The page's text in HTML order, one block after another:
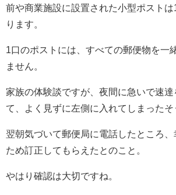
前や商業施設に設置された小型ポスト
ります。
1口のポストには、すべての郵便物を一
ません。
家族の体験談ですが、夜間に急いで速達
て、よく見ずに左側に入れてしまったそ
翌朝気づいて郵便局に電話したところ
ため訂正してもらえたとのこと。
やはり確認は大切ですね。